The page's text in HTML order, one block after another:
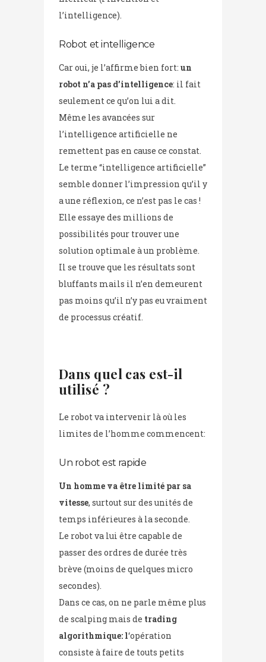
l’intelligence).
Robot et intelligence
Car oui, je l’affirme bien fort: un
robot n’a pas d’intelligence: il fait
seulement ce qu’on lui a dit.
Même les avancées sur
l’intelligence artificielle ne
remettent pas en cause ce constat.
Le terme “intelligence artificielle”
semble donner l’impression qu’il y
a une réflexion, ce n’est pas le cas !
Elle essaye des millions de
possibilités pour trouver une
solution optimale à un problème.
Il se trouve que les résultats sont
bluffants mails il n’en demeurent
pas moins qu’il n’y pas eu vraiment
de processus créatif.
Dans quel cas est-il
utilisé ?
Le robot va intervenir là où les
limites de l’homme commencent:
Un robot est rapide
Un homme va être limité par sa
vitesse, surtout sur des unités de
temps inférieures à la seconde.
Le robot va lui être capable de
passer des ordres de durée très
brève (moins de quelques micro
secondes).
Dans ce cas, on ne parle même plus
de scalping mais de trading
algorithmique: l‘opération
consiste à faire de touts petits